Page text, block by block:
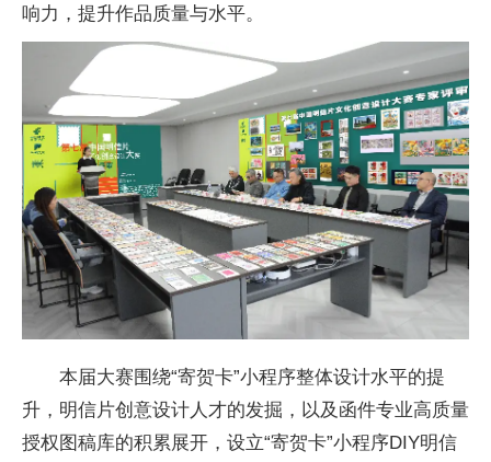
响力，提升作品质量与水平。
本届大赛围绕“寄贺卡”小程序整体设计水平的提
升，明信片创意设计人才的发掘，以及函件专业高质量
授权图稿库的积累展开，设立“寄贺卡”小程序DIY明信